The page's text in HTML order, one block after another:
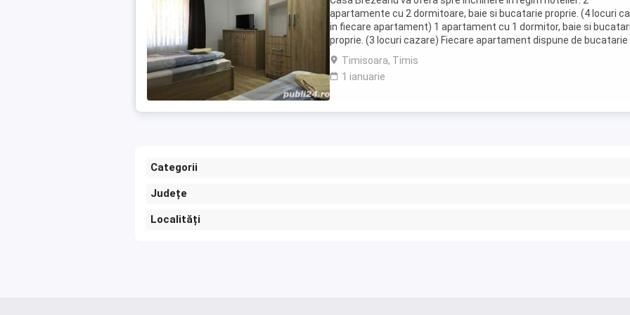
apartamente cu 2 dormitoare, baie si bucatarie proprie. (4 locuri
in fiecare apartament) 1 apartament cu 1 dormitor, baie si
proprie. (3 locuri cazare) Fiecare apartament dispune de bucatarie
complet utilata,baie cu cabina ...
Timisoara, Timis
1 ianuarie
Categorii
Județe
Localități